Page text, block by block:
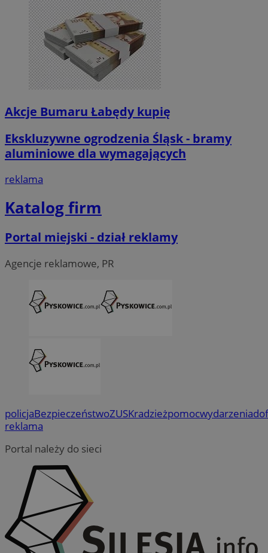
Akcje Bumaru Łabędy kupię
Ekskluzywne ogrodzenia Śląsk - bramy
aluminiowe dla wymagających
reklama
Katalog firm
Portal miejski - dział reklamy
Agencje reklamowe, PR
policjaBezpieczeństwoZUSKradzieżpomocwydarzenia
reklama
Portal należy do sieci